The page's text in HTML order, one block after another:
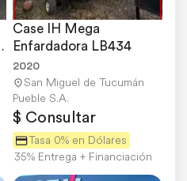
Case IH Mega
Enfardadora LB434
2020
San Miguel de Tucumán
Pueble S.A.
$ Consultar
Tasa 0% en Dólares
35% Entrega + Financiación